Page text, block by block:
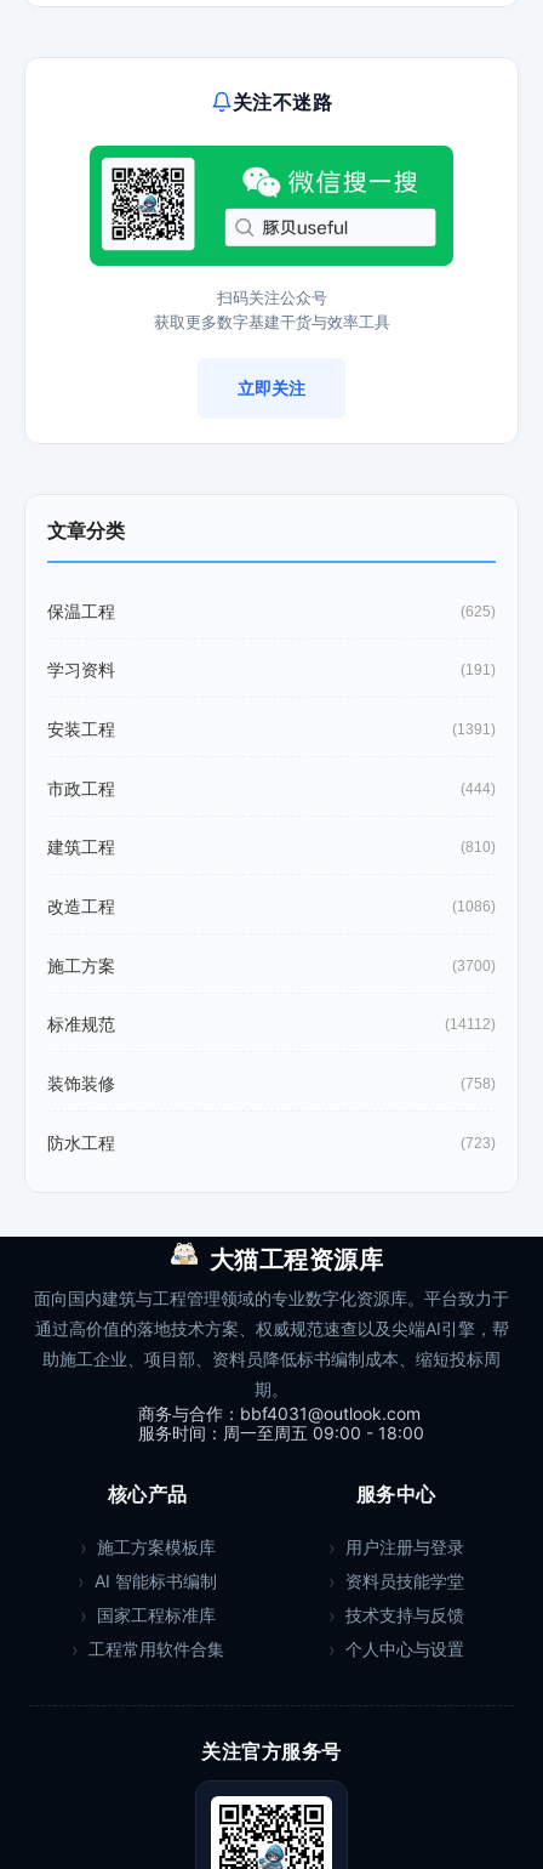
关注不迷路
扫码关注公众号
获取更多数字基建干货与效率工具
立即关注
文章分类
保温工程 (625)
学习资料 (191)
安装工程 (1391)
市政工程 (444)
建筑工程 (810)
改造工程 (1086)
施工方案 (3700)
标准规范 (14112)
装饰装修 (758)
防水工程 (723)
大猫工程资源库
面向国内建筑与工程管理领域的专业数字化资源库。平台致力于
通过高价值的落地技术方案、权威规范速查以及尖端AI引擎，帮
助施工企业、项目部、资料员降低标书编制成本、缩短投标周
期。
商务与合作：bbf4031@outlook.com
服务时间：周一至周五 09:00 - 18:00
核心产品
施工方案模板库
AI 智能标书编制
国家工程标准库
工程常用软件合集
服务中心
用户注册与登录
资料员技能学堂
技术支持与反馈
个人中心与设置
关注官方服务号